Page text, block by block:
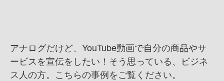
アナログだけど、YouTube動画で自分の商品やサ
ービスを宣伝をしたい！ そう思っている、ビジネ
ス人の方。こちらの事例をご覧ください。